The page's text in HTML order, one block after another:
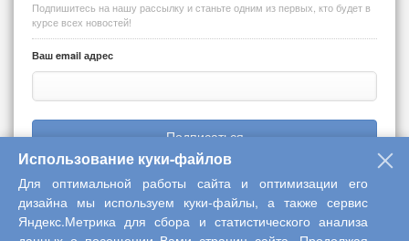
Подпишитесь на нашу рассылку и станьте одним из первых, кто будет в
курсе всех новостей!
Ваш email адрес
Подписаться
Copyright © 2013-2026 Центр научного сотрудничества «Интерактив
Использование куки-файлов
Для оптимальной работы сайта и оптимизации его
дизайна мы используем куки-файлы, а также сервис
Яндекс.Метрика для сбора и статистического анализа